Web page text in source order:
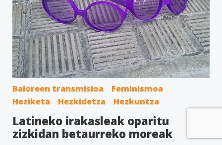
Baloreen transmisioa
Feminismoa
Heziketa
Hezkidetza Hezkuntza
Latineko irakasleak oparitu
zizkidan betaurreko moreak